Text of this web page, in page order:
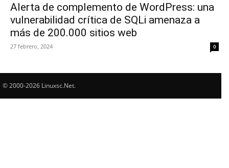
Alerta de complemento de WordPress: una
vulnerabilidad crítica de SQLi amenaza a
más de 200.000 sitios web
27 febrero, 2024 0
© 2000-2026 Linuxsc.Net.